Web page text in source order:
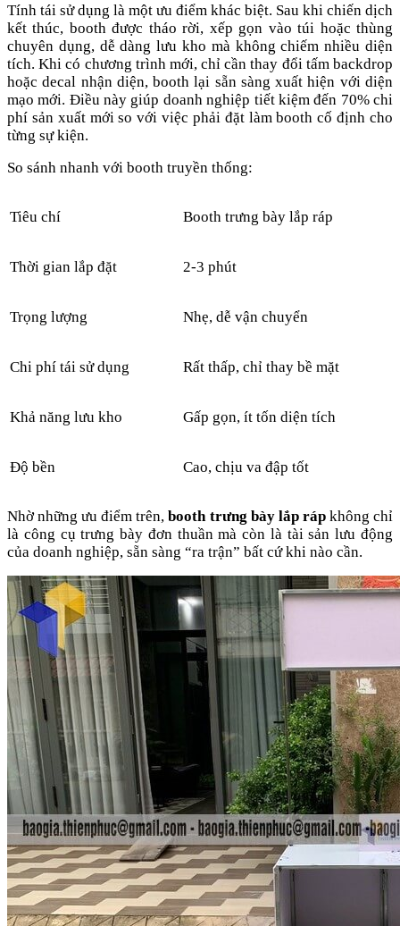
Tính tái sử dụng là một ưu điểm khác biệt. Sau khi chiến dịch
kết thúc, booth được tháo rời, xếp gọn vào túi hoặc thùng
chuyên dụng, dễ dàng lưu kho mà không chiếm nhiều diện
tích. Khi có chương trình mới, chỉ cần thay đổi tấm backdrop
hoặc decal nhận diện, booth lại sẵn sàng xuất hiện với diện
mạo mới. Điều này giúp doanh nghiệp tiết kiệm đến 70% chi
phí sản xuất mới so với việc phải đặt làm booth cố định cho
từng sự kiện.
So sánh nhanh với booth truyền thống:
Tiêu chí Booth trưng bày lắp ráp
Thời gian lắp đặt 2-3 phút
Trọng lượng Nhẹ, dễ vận chuyển
Chi phí tái sử dụng Rất thấp, chỉ thay bề mặt
Khả năng lưu kho Gấp gọn, ít tốn diện tích
Độ bền Cao, chịu va đập tốt
Nhờ những ưu điểm trên,booth trưng bày lắp rápkhông chỉ
là công cụ trưng bày đơn thuần mà còn là tài sản lưu động
của doanh nghiệp, sẵn sàng “ra trận” bất cứ khi nào cần.